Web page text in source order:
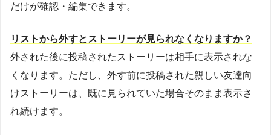
だけが確認・編集できます。
リストから外すとストーリーが見られなくなりますか？
外された後に投稿されたストーリーは相手に表示されな
くなります。ただし、外す前に投稿された親しい友達向
けストーリーは、既に見られていた場合そのまま表示さ
れ続けます。